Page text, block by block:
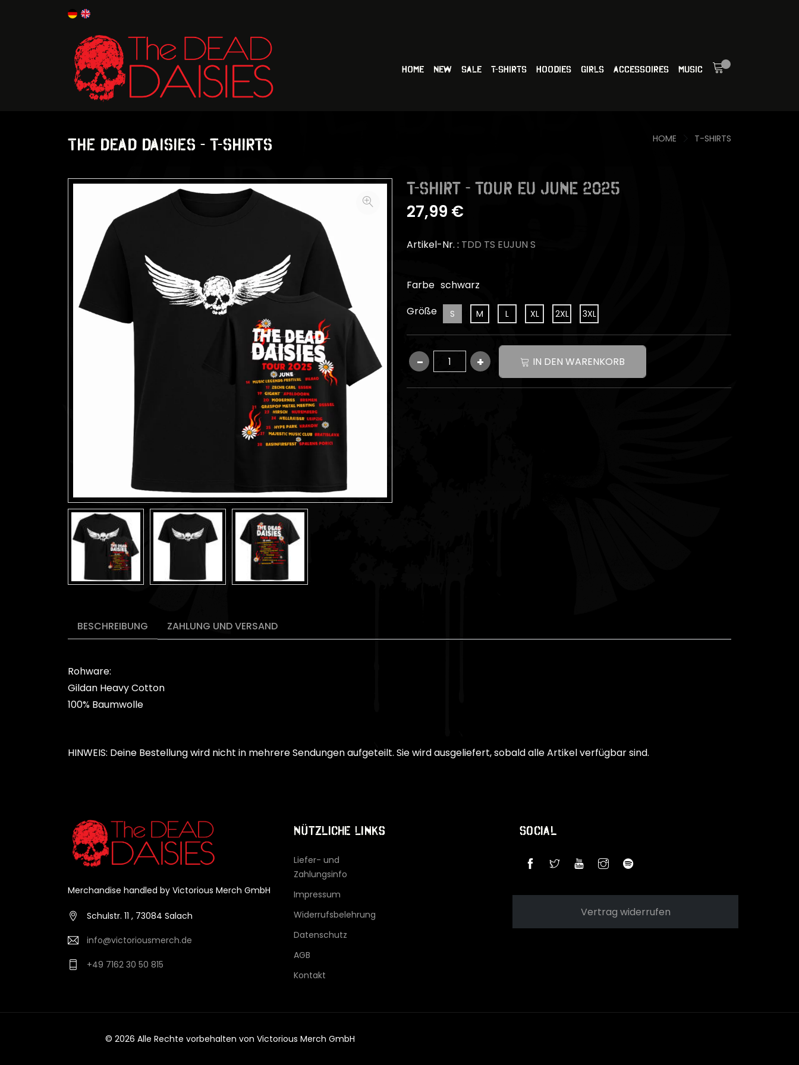
HOME NEW SALE T-SHIRTS HOODIES GIRLS ACCESSOIRES MUSIC
THE DEAD DAISIES - T-SHIRTS HOME T-SHIRTS
T-Shirt - Tour EU June 2025
27,99 €
Artikel-Nr. : TDD TS EUJUN S
Farbe schwarz
Größe
S M L XL 2XL 3XL
IN DEN WARENKORB
BESCHREIBUNG ZAHLUNG UND VERSAND
Rohware:
Gildan Heavy Cotton
100% Baumwolle
HINWEIS: Deine Bestellung wird nicht in mehrere Sendungen aufgeteilt. Sie wird ausgeliefert, sobald alle Artikel verfügbar sind.
Merchandise handled by Victorious Merch GmbH
Schulstr. 11 , 73084 Salach
info@victoriousmerch.de
+49 7162 30 50 815
Nützliche Links
Liefer- und
Zahlungsinfo
Impressum
Widerrufsbelehrung
Datenschutz
AGB
Kontakt
Social
Vertrag widerrufen
© 2026 Alle Rechte vorbehalten von Victorious Merch GmbH